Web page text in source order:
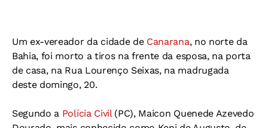
Um ex-vereador da cidade de Canarana, no norte da
Bahia, foi morto a tiros na frente da esposa, na porta
de casa, na Rua Lourenço Seixas, na madrugada
deste domingo, 20.
Segundo a Polícia Civil(PC), Maicon Quenede Azevedo